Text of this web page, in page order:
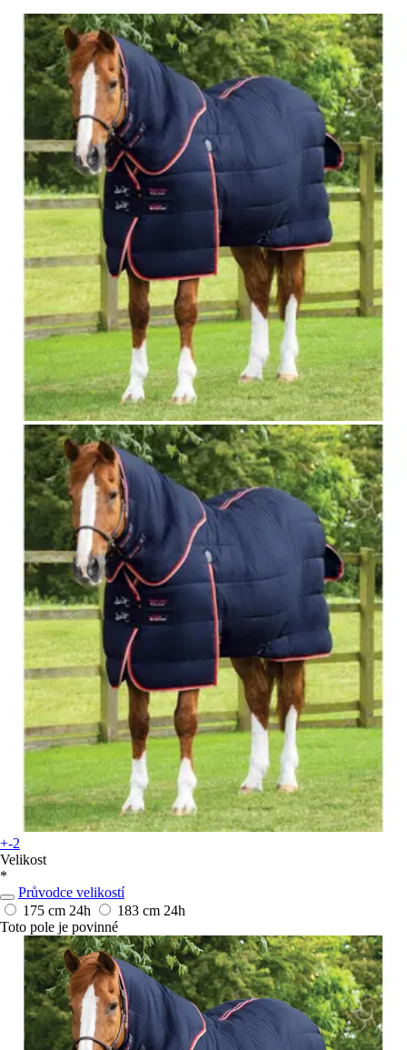
+-2
Velikost
*
Průvodce velikostí
175 cm 24h 183 cm 24h
Toto pole je povinné